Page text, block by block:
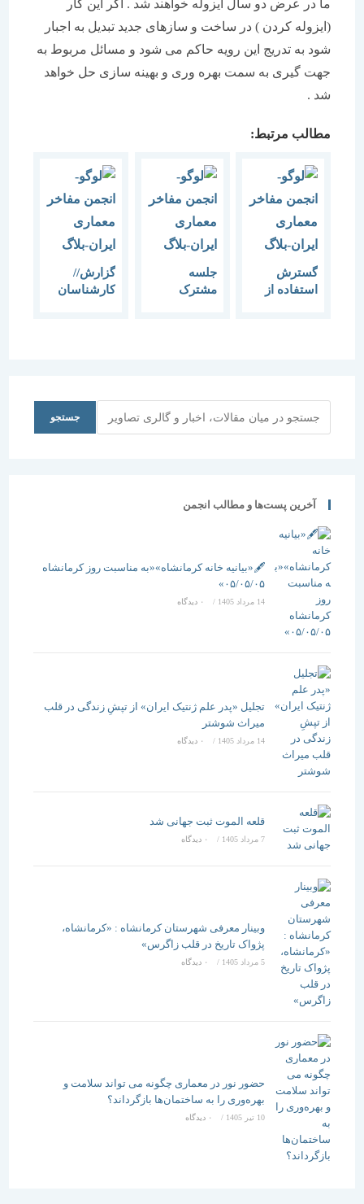
ما در عرض دو سال ایزوله خواهند شد . اگر این کار
(ایزوله کردن ) در ساخت و سازهای جدید تبدیل به اجبار
شود به تدریج این رویه حاکم می شود و مسائل مربوط به
جهت گیری به سمت بهره وری و بهینه سازی حل خواهد
مطالب مرتبط:
گسترش
استفاده از
مشترک
دانشگاه
تهران و
گزارش//
کارشناسان
جستجو
آخرین پست‌ها و مطالب انجمن
🖋️«بیانیه خانه کرمانشاه»«به مناسبت روز کرمانشاه
۰۵/۰۵/۰۵»
/ ۰ دیدگاه
تجلیل «پدر علم ژنتیک ایران» از تپشِ زندگی در قلب
میراث شوشتر
14 مرداد 1405 / ۰ دیدگاه
قلعه الموت ثبت جهانی شد
/ ۰ دیدگاه
وبینار معرفی شهرستان کرمانشاه : «کرمانشاه،
پژواک تاریخ در قلب زاگرس»
5 مرداد 1405 / ۰ دیدگاه
حضور نور در معماری چگونه می تواند سلامت و
بهره‌وری را به ساختمان‌ها بازگرداند؟
/ ۰ دیدگاه